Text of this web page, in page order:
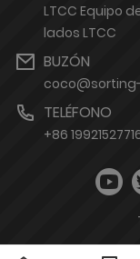
LTCC Equipo
lados LTCC
BUZÓN
TELÉFONO
+86